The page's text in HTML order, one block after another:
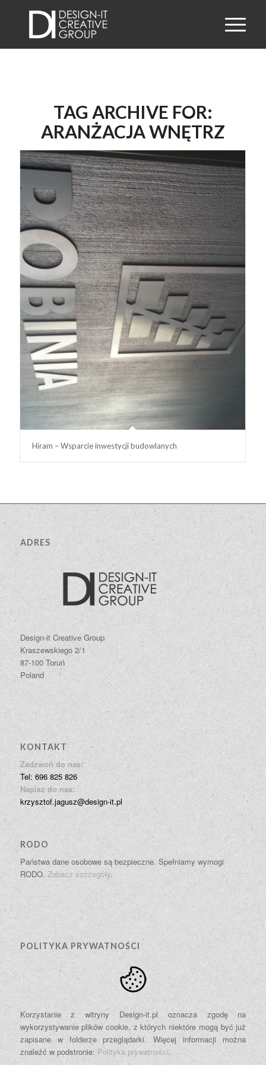
TAG ARCHIVE FOR:
ARANŻACJA WNĘTRZ
Hiram – Wsparcie inwestycji budowlanych
ADRES
Design-it Creative Group
Kraszewskiego 2/1
87-100 Toruń
Poland
KONTAKT
Zadzwoń do nas:
Tel: 696 825 826
Napisz do nas:
krzysztof.jagusz@design-it.pl
RODO
Państwa dane osobowe są bezpieczne. Spełniamy wymogi
RODO. Zobacz szczegóły.
POLITYKA PRYWATNOŚCI
Korzystanie z witryny Design-it.pl oznacza zgodę na
wykorzystywanie plików cookie, z których niektóre mogą być już
zapisane w folderze przeglądarki. Więcej informacji można
znaleźć w podstronie:Polityka prywatności.